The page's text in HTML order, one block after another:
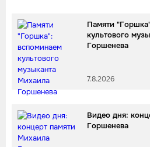
Памяти
культового
Горшенева
7.8.2026
Видео дня:
Горшенева